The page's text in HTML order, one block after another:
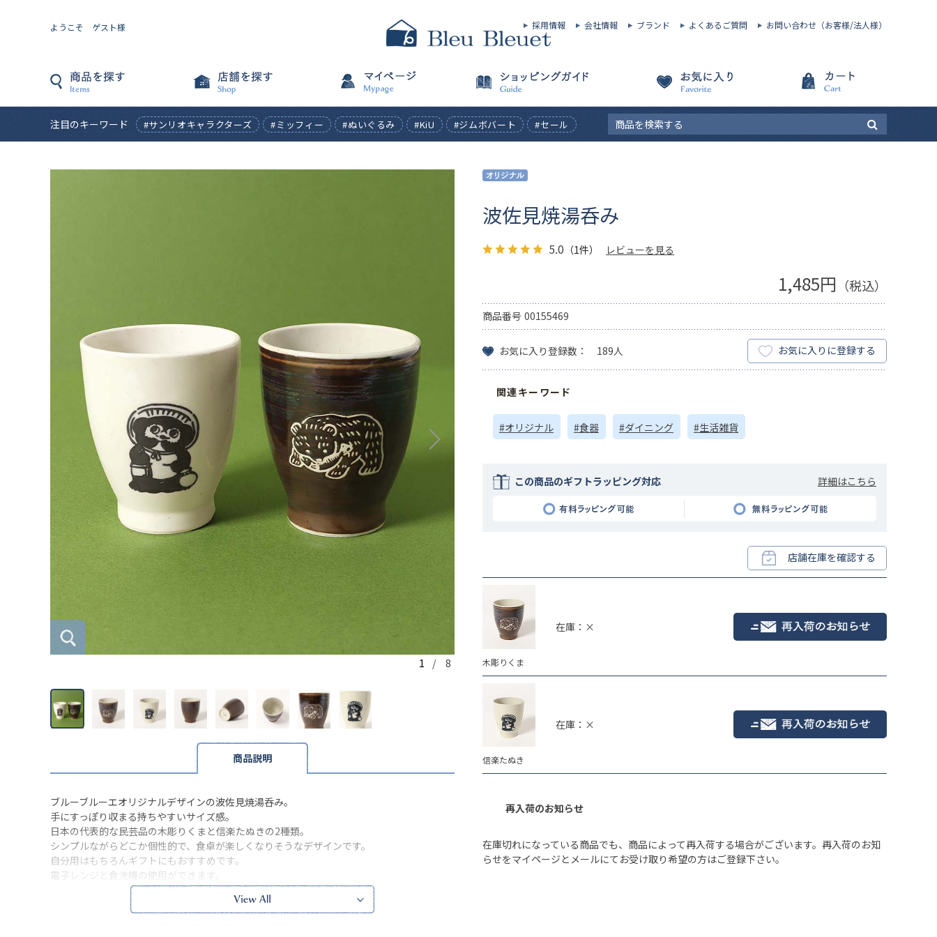
ようこそ ゲスト様 採用情報 会社情報 ブランド よくあるご質問 お問い合わせ（お客様/法人様）
注目のキーワード #サンリオキャラクターズ #ミッフィー #ぬいぐるみ #KiU #ジムボバート #セール
木彫りくま
1 / 8
商品説明
ブルーブルーエオリジナルデザインの波佐見焼湯呑み。
手にすっぽり収まる持ちやすいサイズ感。
日本の代表的な民芸品の木彫りくまと信楽たぬきの2種類。
シンプルながらどこか個性的で、食卓が楽しくなりそうなデザインです。
自分用はもちろんギフトにもおすすめです。
電子レンジと食洗機の使用ができます。
※商品の性質上、柄や色に多少の個体差が見られます。予めご了承ください。
※本品に付いているご注意書きをお読みの上ご使用ください。
波佐見焼湯呑み
5.0 （1件） レビューを見る
1,485円 （税込）
商品番号 00155469
お気に入り登録数： 189人 お気に入りに登録する
関連キーワード
#オリジナル #食器 #ダイニング #生活雑貨
この商品のギフトラッピング対応 詳細はこちら
店舗在庫を確認する
木彫りくま
在庫：×
信楽たぬき
在庫：×
再入荷のお知らせ
在庫切れになっている商品でも、商品によって再入荷する場合がございます。再入荷のお知
らせをマイページとメールにてお受け取り希望の方はご登録下さい。